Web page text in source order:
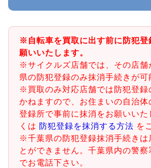
※自転車を買取に出す前に防犯登
願いいたします。
※サイクルズ店舗では、その店舗
県の防犯登録のみ抹消手続きが可
※買取のみ対応店舗では防犯登録
かねますので、お住まいの自治体
登録所で事前に抹消をお願いいた
くは 防犯登録を抹消する方法 を
※千葉県の防犯登録抹消手続きは
とができません。千葉県内の警
でお電話下さい。